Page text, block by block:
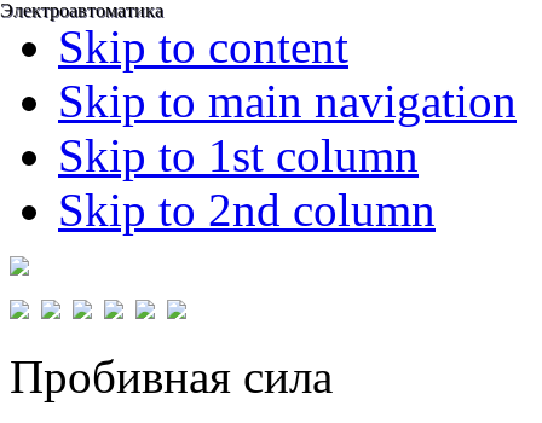
Skip to content
Skip to main navigation
Skip to 1st column
Skip to 2nd column
Электроавтоматика
Электроавтоматика
Пробивная сила